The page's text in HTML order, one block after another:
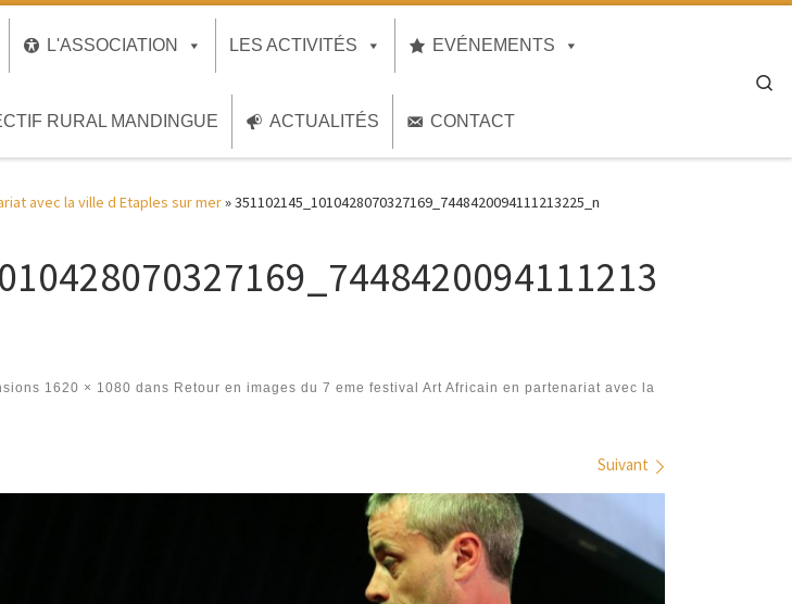
L'ASSOCIATION LES ACTIVITÉS EVÉNEMENTS
RURAL MANDINGUE ACTUALITÉS CONTACT
avec la ville d Etaples sur mer»351102145_1010428070327169_7448420094111213225_n
1620 × 1080 dans Retour en images du 7 eme festival Art Africain en partenariat avec la
Suivant